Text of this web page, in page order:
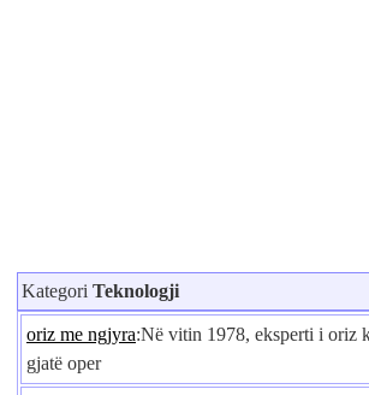
Kategori Teknologji
oriz me ngjyra:Në vitin 1978, eksperti i oriz
gjatë oper